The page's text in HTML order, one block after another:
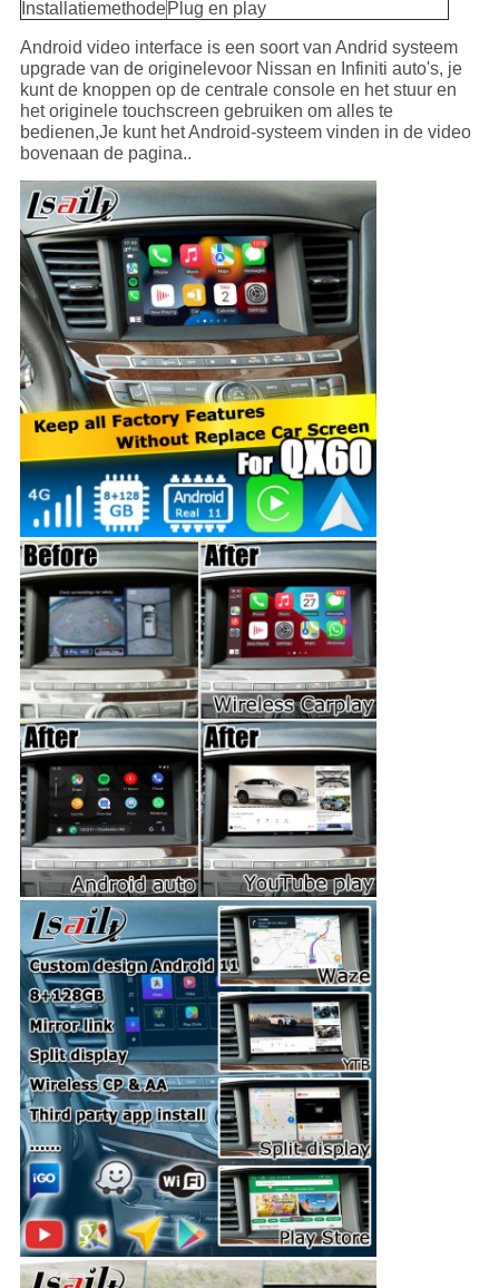
InstallatiemethodePlug en play
Android video interface is een soort van Andrid systeem
upgrade van de originelevoor Nissan en Infiniti auto's, je
kunt de knoppen op de centrale console en het stuur en
het originele touchscreen gebruiken om alles te
bedienen,Je kunt het Android-systeem vinden in de video
bovenaan de pagina..